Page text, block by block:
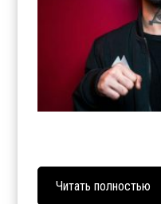
Читать полностью